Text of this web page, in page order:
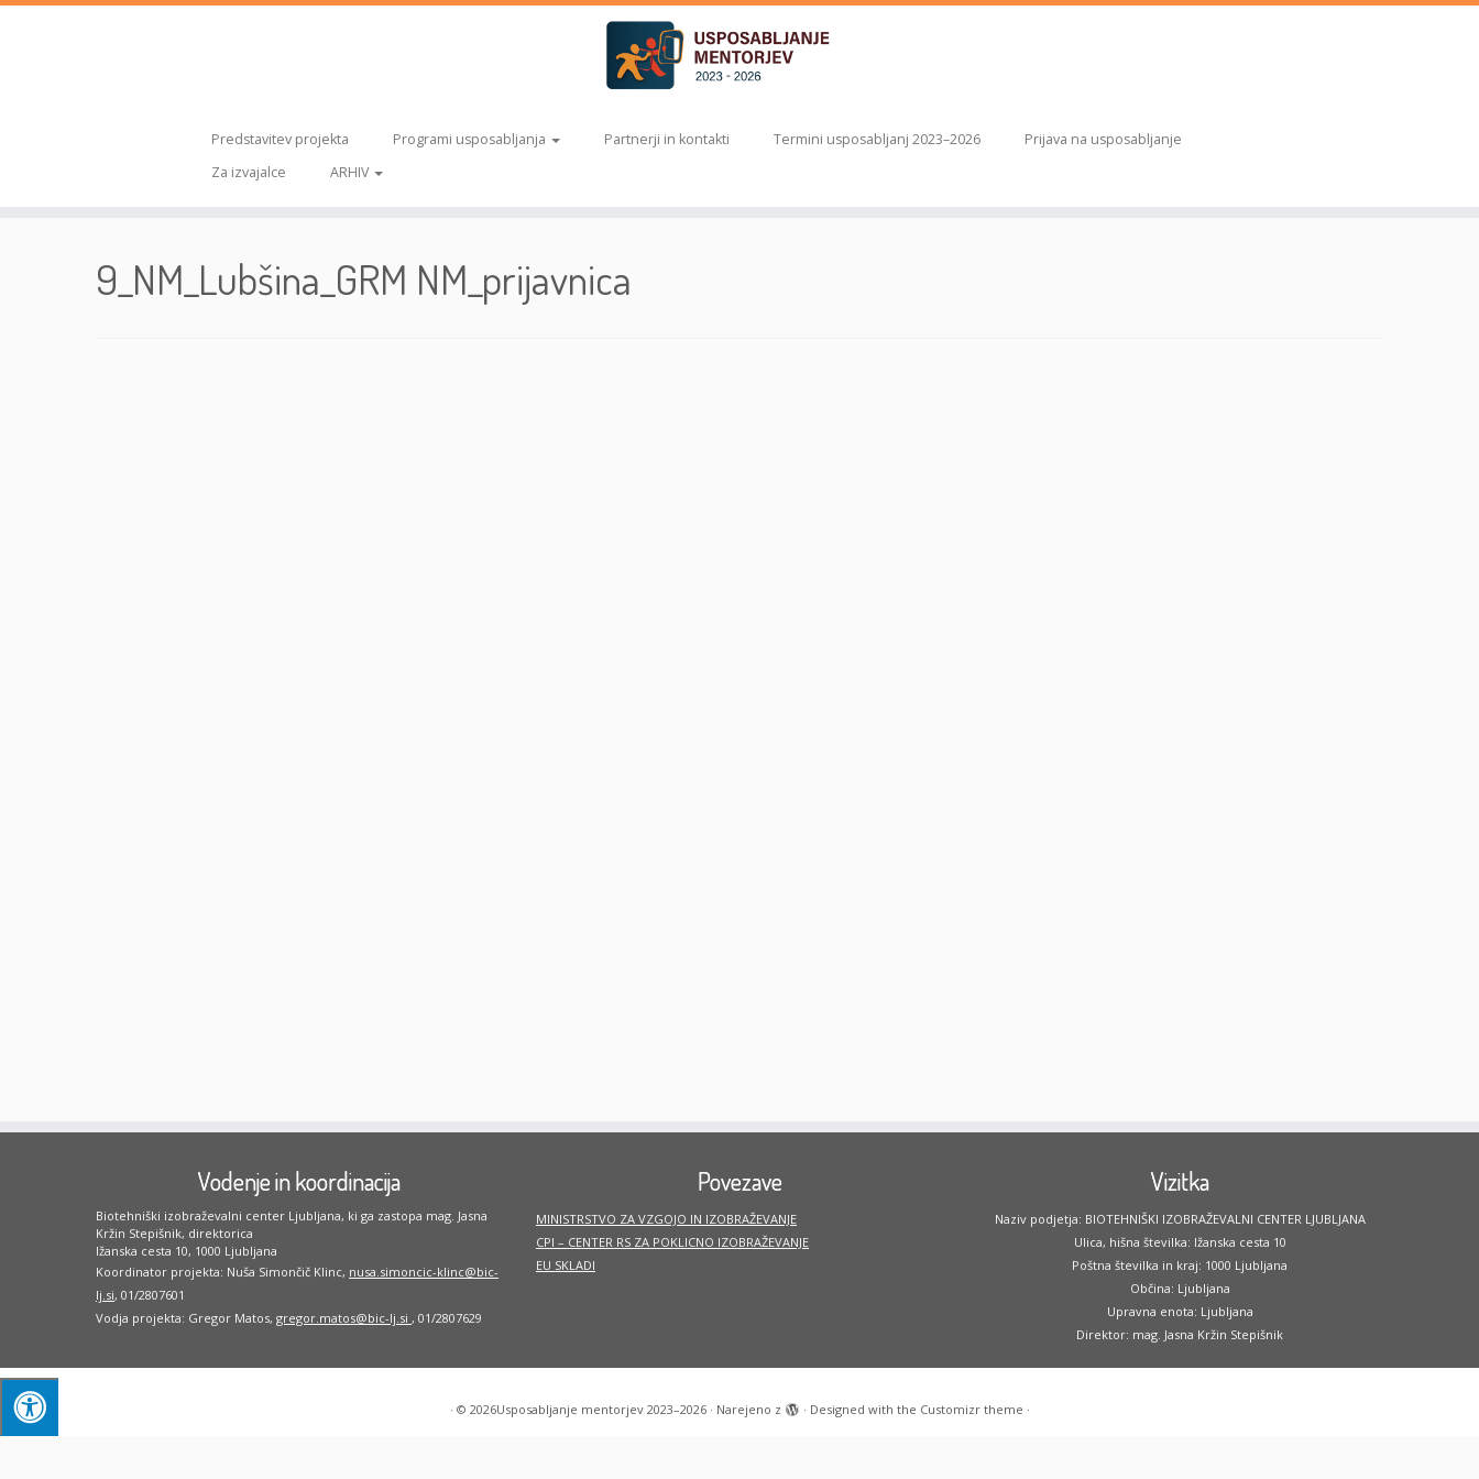
Predstavitev projekta Programi usposabljanja Partnerji in kontakti Termini usposabljanj 2023–2026
Prijava na usposabljanje
Za izvajalce
ARHIV
9_NM_Lubšina_GRM NM_prijavnica
Vodenje in koordinacija
Biotehniški izobraževalni center Ljubljana, ki ga zastopa mag. Jasna
Kržin Stepišnik, direktorica
Ižanska cesta 10, 1000 Ljubljana
Koordinator projekta: Nuša Simončič Klinc, nusa.simoncic-klinc@bic-
lj.si, 01/2807601
Vodja projekta: Gregor Matos, gregor.matos@bic-lj.si , 01/2807629
Povezave
MINISTRSTVO ZA VZGOJO IN IZOBRAŽEVANJE
CPI – CENTER RS ZA POKLICNO IZOBRAŽEVANJE
EU SKLADI
Vizitka
Naziv podjetja: BIOTEHNIŠKI IZOBRAŽEVALNI CENTER LJUBLJANA
Ulica, hišna številka: Ižanska cesta 10
Poštna številka in kraj: 1000 Ljubljana
Občina: Ljubljana
Upravna enota: Ljubljana
Direktor: mag. Jasna Kržin Stepišnik
· © 2026Usposabljanje mentorjev 2023–2026· Narejeno z · Designed with the Customizr theme ·